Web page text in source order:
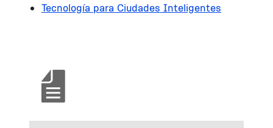
Tecnología para Ciudades Inteligentes